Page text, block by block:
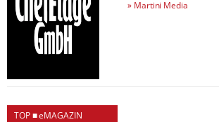
» Martini Media
TOP ■ eMAGAZIN